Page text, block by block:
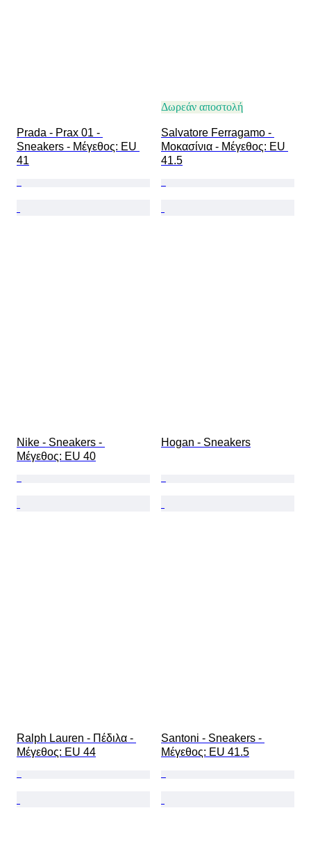
Prada - Prax 01 -
Sneakers - Mέγεθος: EU
41
Δωρεάν αποστολή
Salvatore Ferragamo -
Μοκασίνια - Mέγεθος: EU
41.5
Nike - Sneakers -
Mέγεθος: EU 40
Hogan - Sneakers
Ralph Lauren - Πέδιλα -
Mέγεθος: EU 44
Santoni - Sneakers -
Mέγεθος: EU 41.5